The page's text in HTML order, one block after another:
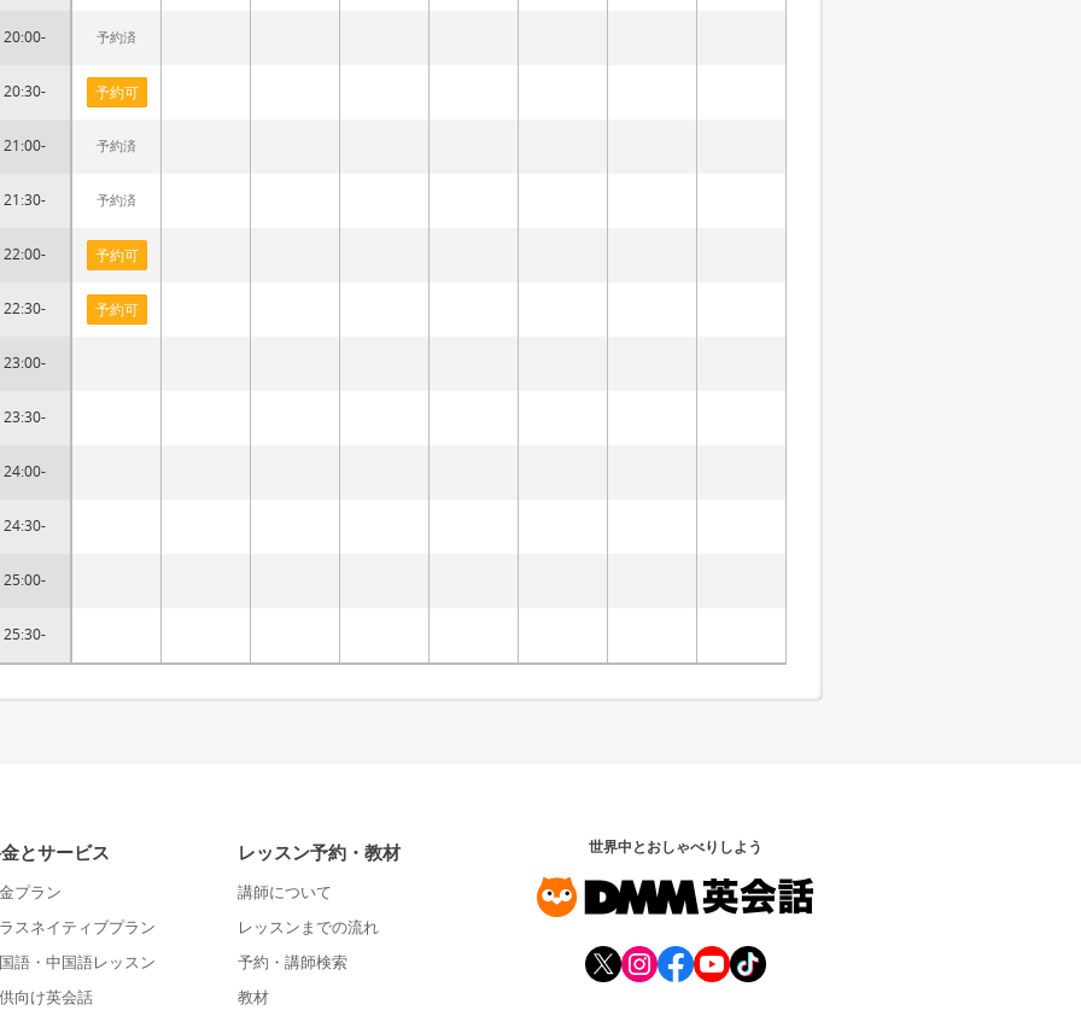
20:00-
20:30-
21:00-
21:30-
22:00-
22:30-
23:00-
23:30-
24:00-
24:30-
25:00-
25:30-
予約済
予約可
予約済
予約済
予約可
予約可
とサービス
プラン
スネイティブプラン
語・中国語レッスン
向け英会話
レッスン予約・教材
講師について
レッスンまでの流れ
予約・講師検索
教材
世界中とおしゃべりしよう